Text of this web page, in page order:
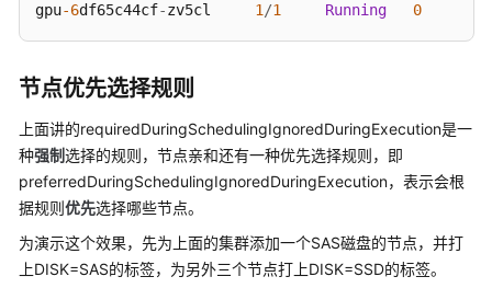
用
南
卡
拉
区
域）
API
参
gpu-6df65c44cf-zv5cl 1 /1 Running 0
节点优先选择规则
上面讲的requiredDuringSchedulingIgnoredDuringExecution是一
种强制选择的规则，节点亲和还有一种优先选择规则，即
preferredDuringSchedulingIgnoredDuringExecution，表示会根
据规则优先选择哪些节点。
为演示这个效果，先为上面的集群添加一个SAS磁盘的节点，并打
上DISK=SAS的标签，为另外三个节点打上DISK=SSD的标签。